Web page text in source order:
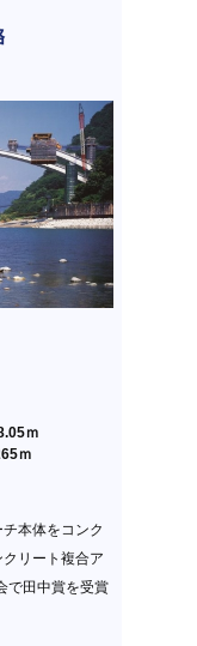
ｍ
ｍ
本体をコンク
リート複合ア
で田中賞を受賞